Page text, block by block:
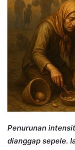
Penurunan
dianggap sepele.